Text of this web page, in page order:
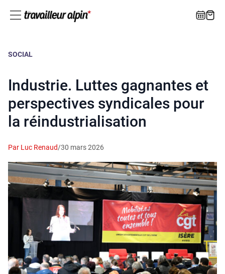
SOCIAL
Industrie. Luttes gagnantes et
perspectives syndicales pour
la réindustrialisation
Par Luc Renaud/30 mars 2026